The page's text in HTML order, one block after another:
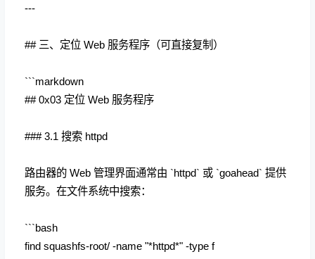
---
## 三、定位 Web 服务程序（可直接复制）
```markdown
## 0x03 定位 Web 服务程序
### 3.1 搜索 httpd
路由器的 Web 管理界面通常由 `httpd` 或 `goahead` 提供
服务。在文件系统中搜索：
```bash
find squashfs-root/ -name "*httpd*" -type f